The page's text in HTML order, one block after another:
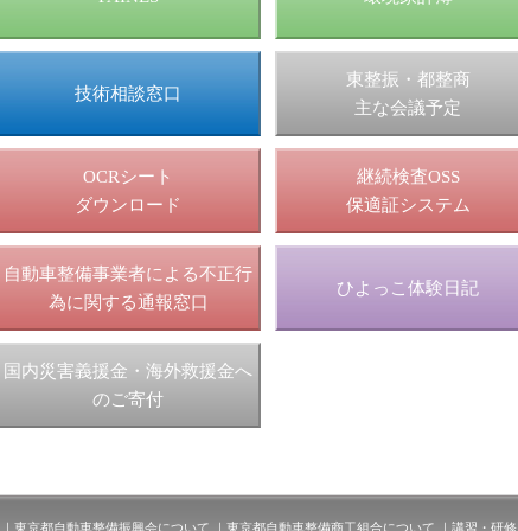
技術相談窓口
東整振・都整商
主な会議予定
OCRシート
ダウンロード
継続検査OSS
保適証システム
自動車整備事業者による不正行
為に関する通報窓口
ひよっこ体験日記
国内災害義援金・海外救援金へ
のご寄付
東京都自動車整備振興会について 東京都自動車整備商工組合について 講習・研修